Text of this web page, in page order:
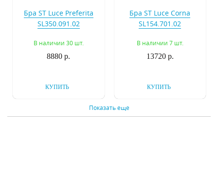
Бра ST Luce Preferita
SL350.091.02
В наличии 30 шт.
8880 р.
КУПИТЬ
Бра ST Luce Corna
SL154.701.02
В наличии 7 шт.
13720 р.
КУПИТЬ
Показать еще